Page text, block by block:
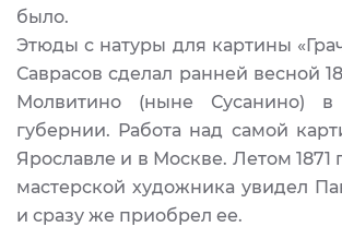
было.
Этюды с натуры для картины
Саврасов сделал ранней весной
Молвитино (ныне Сусанино) в
губернии. Работа над самой
Ярославле и в Москве. Летом 1871
мастерской художника увидел
и сразу же приобрел ее.